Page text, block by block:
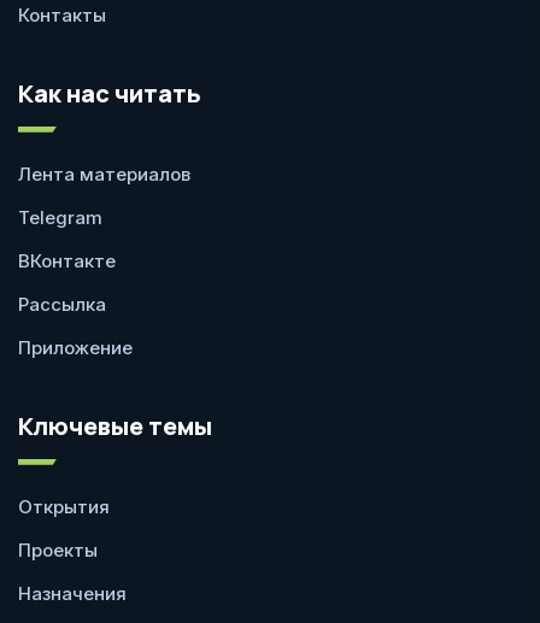
Контакты
Как нас читать
Лента материалов
Telegram
ВКонтакте
Рассылка
Приложение
Ключевые темы
Открытия
Проекты
Назначения